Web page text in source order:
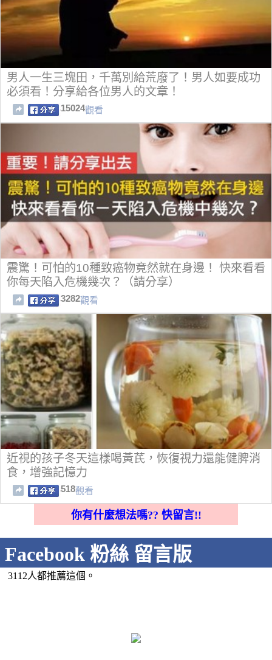
男人一生三塊田，千萬別給荒廢了！男人如要成功
必須看！分享給各位男人的文章！
15024觀看
震驚！可怕的10種致癌物竟然就在身邊！ 快來看看
你每天陷入危機幾次？（請分享）
3282觀看
近視的孩子冬天這樣喝黃芪，恢復視力還能健脾消
食，增強記憶力
518觀看
你有什麼想法嗎?? 快留言!!
Facebook 粉絲 留言版
3112人都推薦這個。